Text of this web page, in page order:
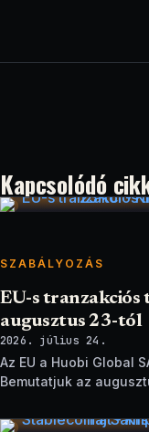
Kapcsolódó
SZABÁLYOZÁS
EU-s tranzakciós
augusztus 23-tól
2026. július 24.
Az EU a Huobi Global
Bemutatjuk az